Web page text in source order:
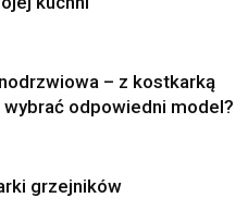
– z kostkarką
wybrać odpowiedni model?
grzejników